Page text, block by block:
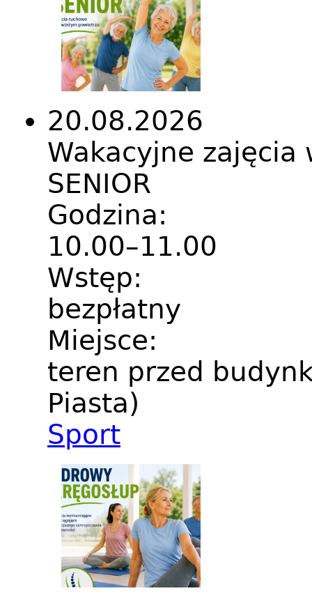
20.08.2026
Wakacyjne zajęcia
SENIOR
Godzina:
10.00–11.00
Wstęp:
bezpłatny
Miejsce:
teren przed
Piasta)
Sport